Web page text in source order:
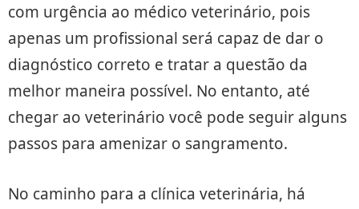
com urgência ao médico veterinário, pois
apenas um profissional será capaz de dar o
diagnóstico correto e tratar a questão da
melhor maneira possível. No entanto, até
chegar ao veterinário você pode seguir alguns
passos para amenizar o sangramento.
No caminho para a clínica veterinária, há